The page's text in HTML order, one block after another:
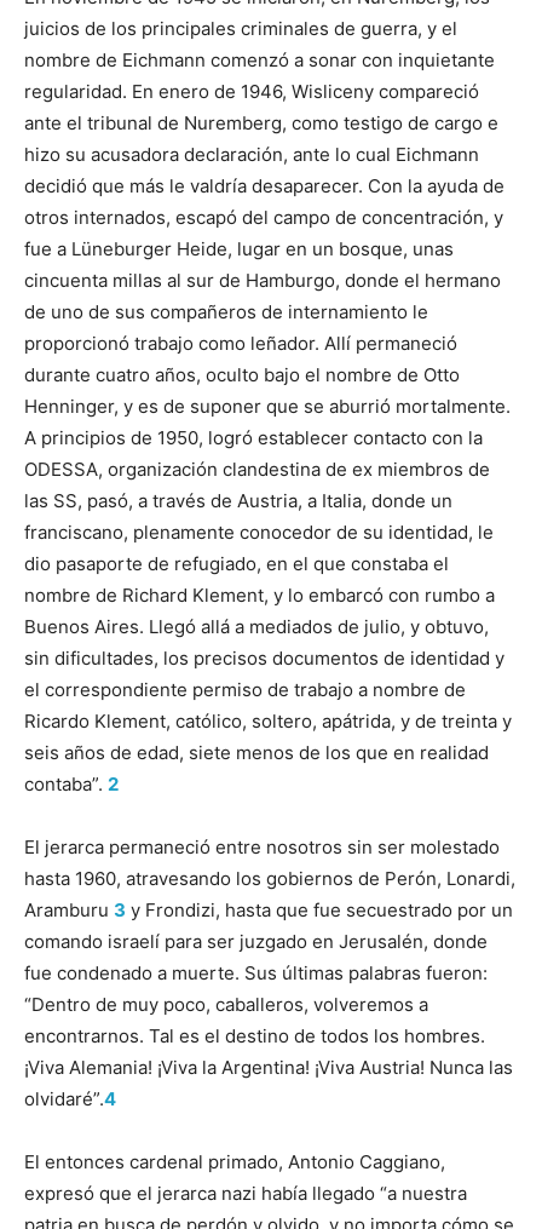
juicios de los principales criminales de guerra, y el
nombre de Eichmann comenzó a sonar con inquietante
regularidad. En enero de 1946, Wisliceny compareció
ante el tribunal de Nuremberg, como testigo de cargo e
hizo su acusadora declaración, ante lo cual Eichmann
decidió que más le valdría desaparecer. Con la ayuda de
otros internados, escapó del campo de concentración, y
fue a Lüneburger Heide, lugar en un bosque, unas
cincuenta millas al sur de Hamburgo, donde el hermano
de uno de sus compañeros de internamiento le
proporcionó trabajo como leñador. Allí permaneció
durante cuatro años, oculto bajo el nombre de Otto
Henninger, y es de suponer que se aburrió mortalmente.
A principios de 1950, logró establecer contacto con la
ODESSA, organización clandestina de ex miembros de
las SS, pasó, a través de Austria, a Italia, donde un
franciscano, plenamente conocedor de su identidad, le
dio pasaporte de refugiado, en el que constaba el
nombre de Richard Klement, y lo embarcó con rumbo a
Buenos Aires. Llegó allá a mediados de julio, y obtuvo,
sin dificultades, los precisos documentos de identidad y
el correspondiente permiso de trabajo a nombre de
Ricardo Klement, católico, soltero, apátrida, y de treinta y
seis años de edad, siete menos de los que en realidad
contaba”. 2
El jerarca permaneció entre nosotros sin ser molestado
hasta 1960, atravesando los gobiernos de Perón, Lonardi,
Aramburu 3 y Frondizi, hasta que fue secuestrado por un
comando israelí para ser juzgado en Jerusalén, donde
fue condenado a muerte. Sus últimas palabras fueron:
“Dentro de muy poco, caballeros, volveremos a
encontrarnos. Tal es el destino de todos los hombres.
¡Viva Alemania! ¡Viva la Argentina! ¡Viva Austria! Nunca las
olvidaré”.4
El entonces cardenal primado, Antonio Caggiano,
expresó que el jerarca nazi había llegado “a nuestra